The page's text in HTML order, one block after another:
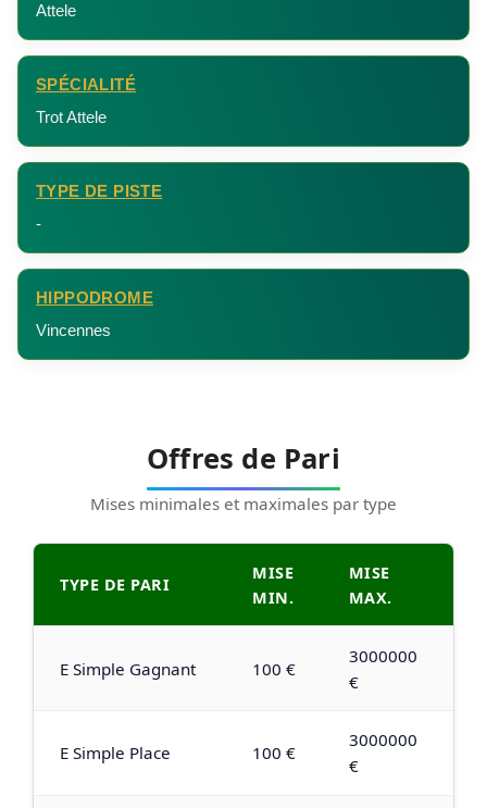
Attele
SPÉCIALITÉ
Trot Attele
TYPE DE PISTE
-
HIPPODROME
Vincennes
Offres de Pari
Mises minimales et maximales par type
TYPE DE PARI
MISE
MIN.
MISE
MAX.
E Simple Gagnant 100 €
3000000
€
E Simple Place 100 €
3000000
€